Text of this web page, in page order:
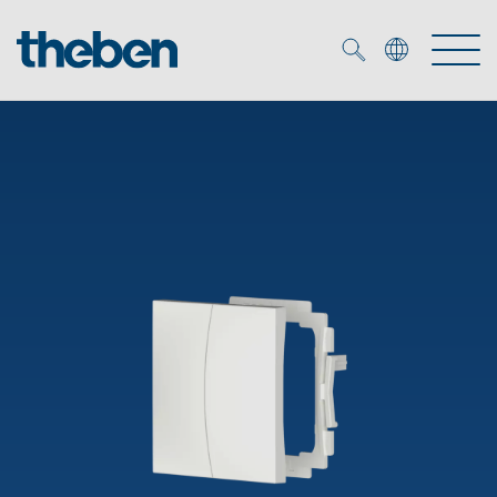
Läsnäolo- ja liiketunnistimet
OEM ratkaisuja
Liike- ja läsnäolotunnistimet
Mediakirjasto